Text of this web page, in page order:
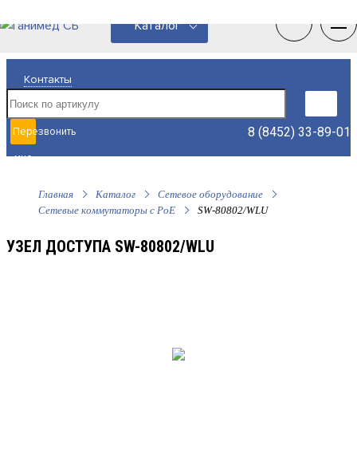
Контакты
Перезвонить
мне
8 (8452) 33-89-01
Каталог
Главная Каталог
Сетевое оборудование
Сетевые коммутаторы с РоЕ
SW-80802/WLU
УЗЕЛ ДОСТУПА SW-80802/WLU